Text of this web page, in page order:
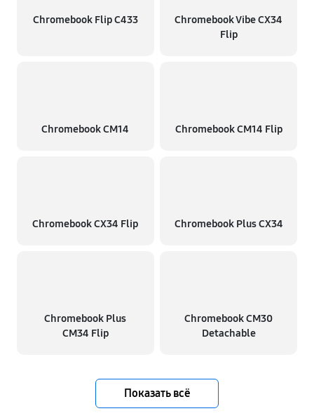
Chromebook Flip C433
Chromebook Vibe CX34
Flip
Chromebook CM14 Chromebook CM14 Flip
Chromebook CX34 Flip Chromebook Plus CX34
Chromebook Plus
CM34 Flip
Chromebook CM30
Detachable
Показать всё